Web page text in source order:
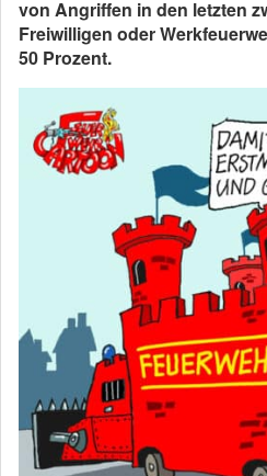
von Angriffen in den letzten
Freiwilligen oder
50 Prozent.